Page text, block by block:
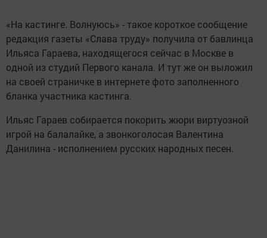
«На кастинге. Волнуюсь» - такое короткое сообщение
редакция газеты «Слава труду» получила от бавлинца
Ильяса Гараева, находящегося сейчас в Москве в
одной из студий Первого канала. И тут же он выложил
на своей страничке в интернете фото заполненного
бланка участника кастинга.
Ильяс Гараев собирается покорить жюри виртуозной
игрой на балалайке, а звонкоголосая Валентина
Данилина - исполнением русских народных песен.